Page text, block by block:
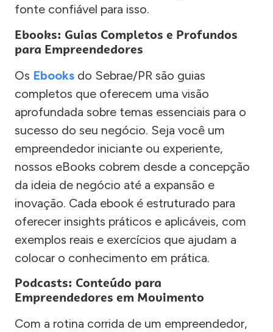
fonte confiável para isso.
Ebooks: Guias Completos e Profundos
para Empreendedores
Os Ebooks do Sebrae/PR são guias
completos que oferecem uma visão
aprofundada sobre temas essenciais para o
sucesso do seu negócio. Seja você um
empreendedor iniciante ou experiente,
nossos eBooks cobrem desde a concepção
da ideia de negócio até a expansão e
inovação. Cada ebook é estruturado para
oferecer insights práticos e aplicáveis, com
exemplos reais e exercícios que ajudam a
colocar o conhecimento em prática.
Podcasts: Conteúdo para
Empreendedores em Movimento
Com a rotina corrida de um empreendedor,